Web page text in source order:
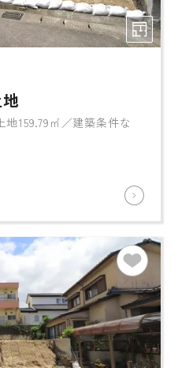
159.79㎡／建築条件な